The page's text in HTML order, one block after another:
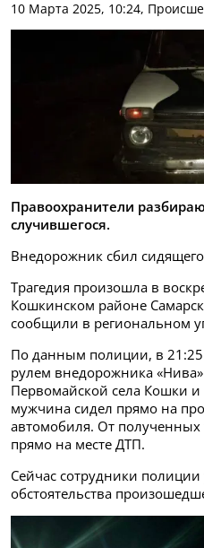
10 Марта 2025, 10:24,
Правоохранители
случившегося.
Внедорожник сбил
Трагедия произошла в
Кошкинском районе
сообщили в региональном
По данным полиции, в 21:25
рулем внедорожника
Первомайской села Кошки и
мужчина сидел прямо на
автомобиля. От полученных
прямо на месте ДТП.
Сейчас сотрудники полиции
обстоятельства